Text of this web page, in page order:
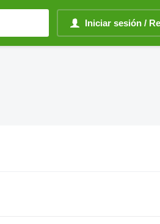
Iniciar sesión /